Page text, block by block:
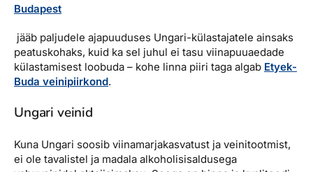
Budapest
jääb paljudele ajapuuduses Ungari-külastajatele ainsaks
peatuskohaks, kuid ka sel juhul ei tasu viinapuuaedade
külastamisest loobuda – kohe linna piiri taga algab Etyek-
Buda veinipiirkond.
Ungari veinid
Kuna Ungari soosib viinamarjakasvatust ja veinitootmist,
ei ole tavalistel ja madala alkoholisisaldusega